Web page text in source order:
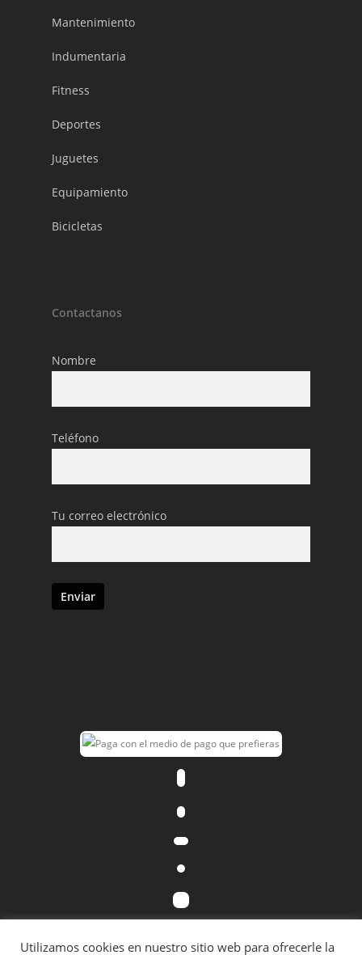
Mantenimiento
Indumentaria
Fitness
Deportes
Juguetes
Equipamiento
Bicicletas
Contactanos
Nombre
Teléfono
Tu correo electrónico
Utilizamos cookies en nuestro sitio web para ofrecerle la